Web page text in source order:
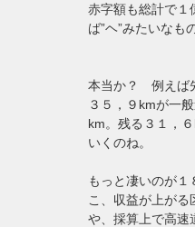
赤字額も総計で１
ば”ヘ”みたいなもの
本当か？ 例えば
３５，９kmが一
km。残る３１，
いくのね。
もっと凄いのが１
こ、収益が上がる
や、採算上で高速